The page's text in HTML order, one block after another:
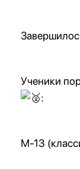
Ученики
:
М-13